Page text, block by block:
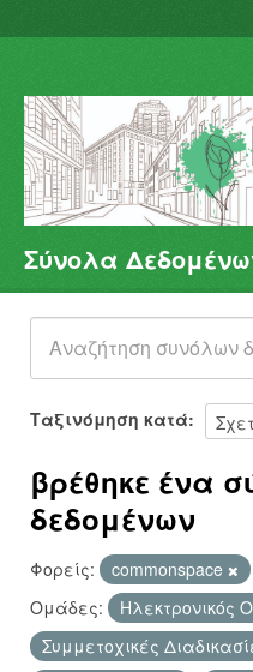
Σύνολα Δεδομένων
Φορείς
Ομάδες
Σχετικά
Σύνολα
Ταξινόμηση κατά
βρέθηκε ένα
δεδομένων
Φορείς: commonspace
Ομάδες:
Hλεκτρονικός
Συμμετοχικές